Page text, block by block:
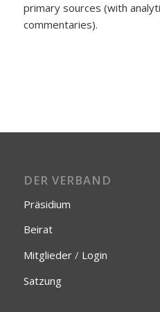
primary sources (with
commentaries).
DER VERBAND
Präsidium
Beirat
Mitglieder/ Login
Satzung